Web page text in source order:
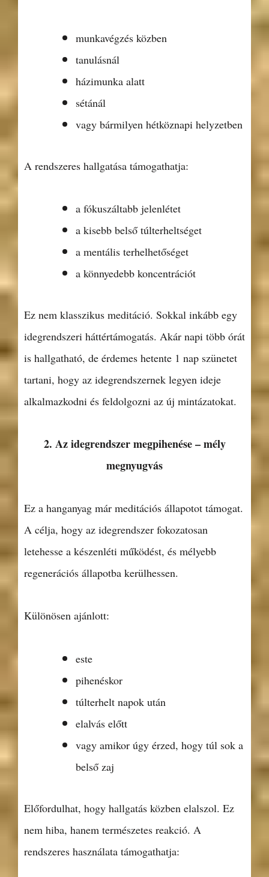
munkavégzés közben
tanulásnál
házimunka alatt
sétánál
vagy bármilyen hétköznapi helyzetben
A rendszeres hallgatása támogathatja:
a fókuszáltabb jelenlétet
a kisebb belső túlterheltséget
a mentális terhelhetőséget
a könnyedebb koncentrációt
Ez nem klasszikus meditáció. Sokkal inkább egy
idegrendszeri háttértámogatás. Akár napi több órát
is hallgatható, de érdemes hetente 1 nap szünetet
tartani, hogy az idegrendszernek legyen ideje
alkalmazkodni és feldolgozni az új mintázatokat.
2. Az idegrendszer megpihenése – mély
megnyugvás
Ez a hanganyag már meditációs állapotot támogat.
A célja, hogy az idegrendszer fokozatosan
letehesse a készenléti működést, és mélyebb
regenerációs állapotba kerülhessen.
Különösen ajánlott:
este
pihenéskor
túlterhelt napok után
elalvás előtt
vagy amikor úgy érzed, hogy túl sok a
belső zaj
Előfordulhat, hogy hallgatás közben elalszol. Ez
nem hiba, hanem természetes reakció. A
rendszeres használata támogathatja: